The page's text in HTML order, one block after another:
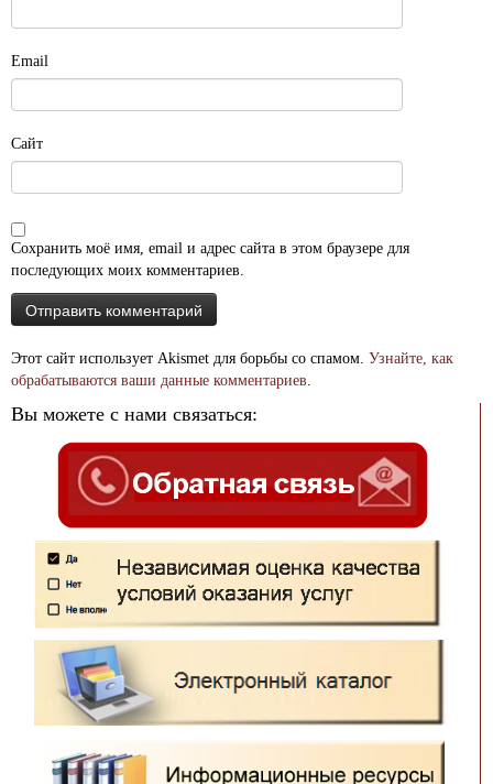
Email
Сайт
Сохранить моё имя, email и адрес сайта в этом браузере для
последующих моих комментариев.
Этот сайт использует Akismet для борьбы со спамом. Узнайте, как
обрабатываются ваши данные комментариев.
Вы можете с нами связаться: